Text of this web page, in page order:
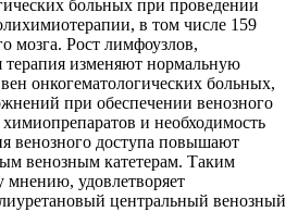
больных при проведении
в том числе 159
мозга. Рост лимфоузлов,
терапия изменяют нормальную
онкогематологических больных,
при обеспечении венозного
и необходимость
венозного доступа повышают
венозным катетерам. Таким
удовлетворяет
центральный венозный